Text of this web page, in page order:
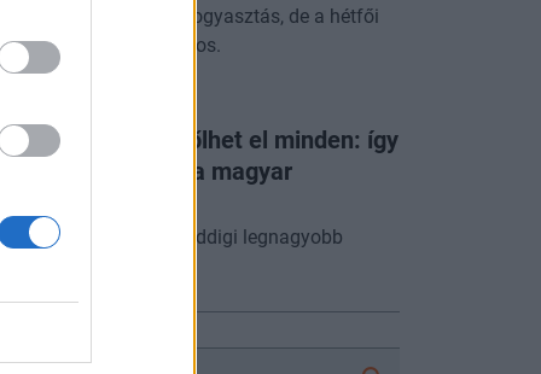
visszaesett a fogyasztás, de a hétfői
így is nagyon mínuszos.
6 és 9 között dőlhet el minden: így
ki a kánikula a magyar
hazai energiarendszer eddigi legnagyobb